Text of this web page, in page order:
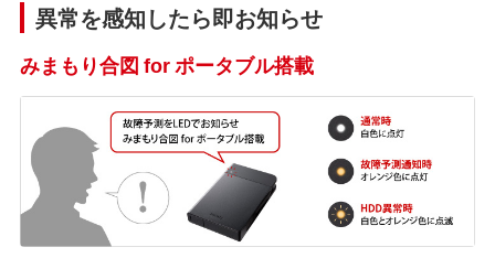
異常を感知したら即お知らせ
みまもり合図 for ポータブル搭載